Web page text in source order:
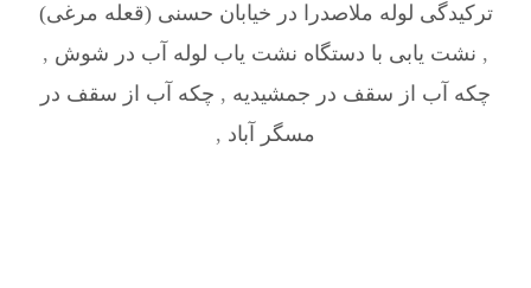
ترکیدگی لوله ملاصدرا در خیابان حسنی (قعله مرغی)
, نشت یابی با دستگاه نشت یاب لوله آب در شوش ,
چکه آب از سقف در جمشیدیه , چکه آب از سقف در
مسگر آباد ,